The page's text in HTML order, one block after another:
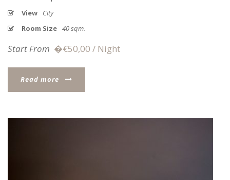
View
City
Room Size 40 sqm.
Start From �€50,00 / Night
Read more